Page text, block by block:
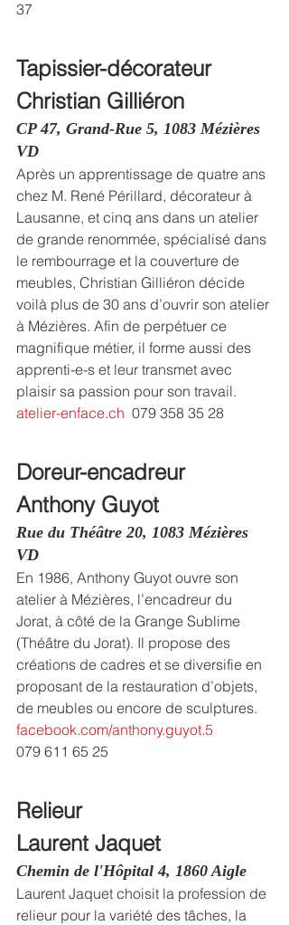
37
Tapissier-décorateur
Christian Gilliéron
CP 47, Grand-Rue 5, 1083 Mézières
VD
Après un apprentissage de quatre ans
chez M. René Périllard, décorateur à
Lausanne, et cinq ans dans un atelier
de grande renommée, spécialisé dans
le rembourrage et la couverture de
meubles, Christian Gilliéron décide
voilà plus de 30 ans d’ouvrir son atelier
à Mézières. Afin de perpétuer ce
magnifique métier, il forme aussi des
apprenti-e-s et leur transmet avec
plaisir sa passion pour son travail.
atelier-enface.ch
  079 358 35 28
Doreur-encadreur
Anthony Guyot
Rue du Théâtre 20, 1083 Mézières
VD
En 1986, Anthony Guyot ouvre son
atelier à Mézières, l’encadreur du
Jorat, à côté de la Grange Sublime
(Théâtre du Jorat). Il propose des
créations de cadres et se diversifie en
proposant de la restauration d’objets,
de meubles ou encore de sculptures.
facebook.com/anthony.guyot.5
079 611 65 25
Relieur
Laurent Jaquet
Chemin de l'Hôpital 4, 1860 Aigle
Laurent Jaquet choisit la profession de
relieur pour la variété des tâches, la